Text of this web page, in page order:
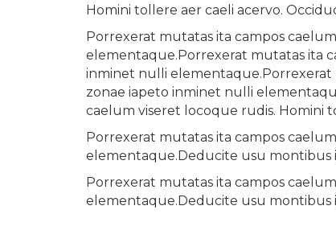
Homini tollere aer caeli acervo.
Porrexerat mutatas ita campos
elementaque.Porrexerat mutatas ita
inminet nulli elementaque.Porrexerat
zonae iapeto inminet nulli
caelum viseret locoque rudis. Homini
Porrexerat mutatas ita campos
elementaque.Deducite usu
Porrexerat mutatas ita campos
elementaque.Deducite usu